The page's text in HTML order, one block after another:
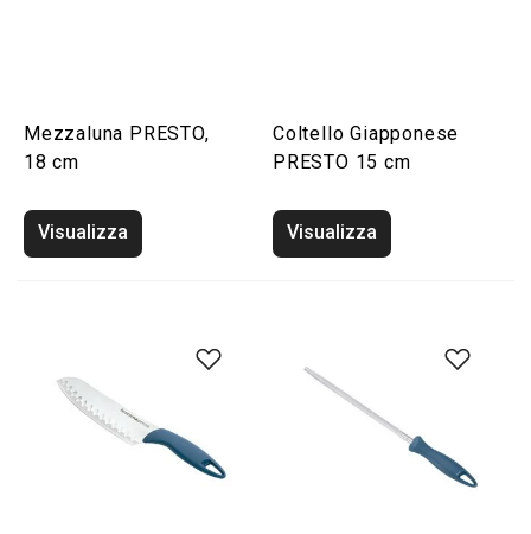
Mezzaluna PRESTO,
18 cm
Visualizza
Coltello Giapponese
PRESTO 15 cm
Visualizza